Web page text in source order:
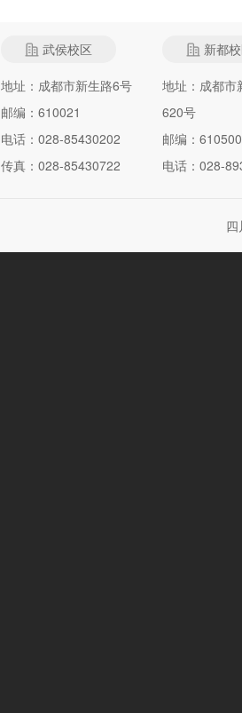
武侯校区
地址：成都市新生路6号
邮编：610021
电话：028-85430202
传真：028-85430722
新都
地址：成都市
620号
邮编：610500
电话：028-